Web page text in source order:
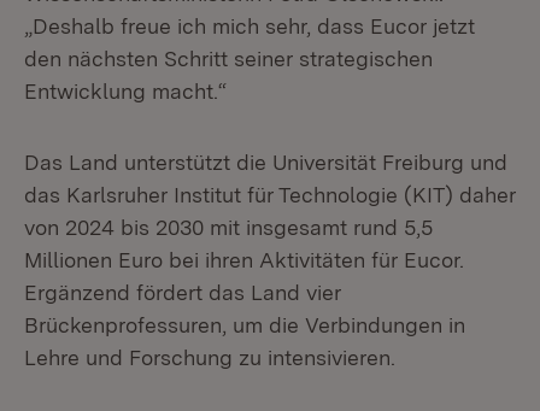
„Deshalb freue ich mich sehr, dass Eucor jetzt
den nächsten Schritt seiner strategischen
Entwicklung macht.“
Das Land unterstützt die Universität Freiburg und
das Karlsruher Institut für Technologie (KIT) daher
von 2024 bis 2030 mit insgesamt rund 5,5
Millionen Euro bei ihren Aktivitäten für Eucor.
Ergänzend fördert das Land vier
Brückenprofessuren, um die Verbindungen in
Lehre und Forschung zu intensivieren.